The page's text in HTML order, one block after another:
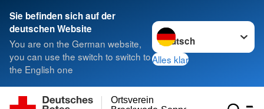
Sie befinden sich auf der
deutschen Website
You are on the German website,
you can use the switch to switch to
the English one
Sprache wechseln zu
Alles klar
Ortsverein